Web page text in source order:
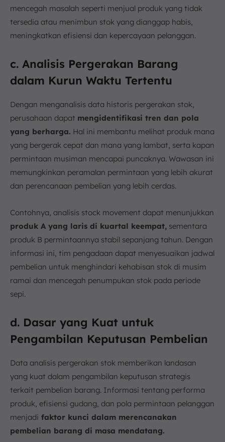
mencegah masalah seperti menjual produk yang tidak
tersedia atau menimbun stok yang dianggap habis,
meningkatkan efisiensi dan kepercayaan pelanggan.
c. Analisis Pergerakan Barang
dalam Kurun Waktu Tertentu
Dengan menganalisis data historis pergerakan stok,
perusahaan dapat mengidentifikasi tren dan pola
yang berharga. Hal ini membantu melihat produk mana
yang bergerak cepat dan mana yang lambat, serta kapan
permintaan musiman mencapai puncaknya. Wawasan ini
memungkinkan peramalan permintaan yang lebih akurat
dan perencanaan pembelian yang lebih cerdas.
Contohnya, analisis stock movement dapat menunjukkan
produk A yang laris di kuartal keempat, sementara
produk B permintaannya stabil sepanjang tahun. Dengan
informasi ini, tim pengadaan dapat menyesuaikan jadwal
pembelian untuk menghindari kehabisan stok di musim
ramai dan mencegah penumpukan stok pada periode
sepi.
d. Dasar yang Kuat untuk
Pengambilan Keputusan Pembelian
Data analisis pergerakan stok memberikan landasan
yang kuat dalam pengambilan keputusan strategis
terkait pembelian barang. Informasi tentang performa
produk, efisiensi gudang, dan pola permintaan pelanggan
menjadi faktor kunci dalam merencanakan
pembelian barang di masa mendatang.